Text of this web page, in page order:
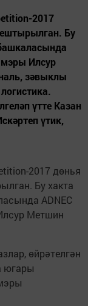
2017
Бу
мэры Илсур
зәвыклы
үтте Казан
үтик,
2017 дөнья
Бу хакта
ADNEC
Метшин
өйрәтелгән
югары